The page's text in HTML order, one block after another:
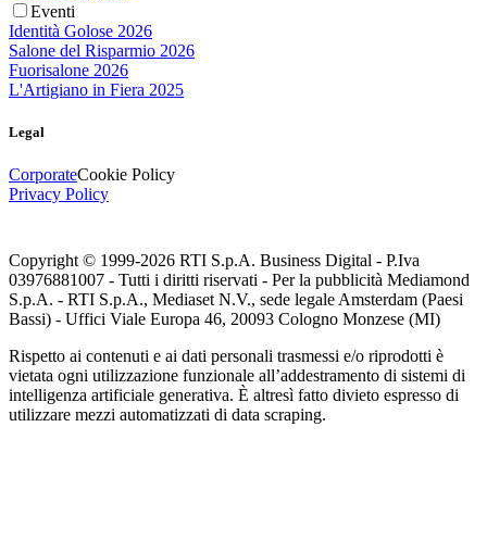
Eventi
Identità Golose 2026
Salone del Risparmio 2026
Fuorisalone 2026
L'Artigiano in Fiera 2025
Legal
CorporateCookie Policy
Privacy Policy
Copyright © 1999-2026 RTI S.p.A. Business Digital - P.Iva
03976881007 - Tutti i diritti riservati - Per la pubblicità Mediamond
S.p.A. - RTI S.p.A., Mediaset N.V., sede legale Amsterdam (Paesi
Bassi) - Uffici Viale Europa 46, 20093 Cologno Monzese (MI)
Rispetto ai contenuti e ai dati personali trasmessi e/o riprodotti è
vietata ogni utilizzazione funzionale all’addestramento di sistemi di
intelligenza artificiale generativa. È altresì fatto divieto espresso di
utilizzare mezzi automatizzati di data scraping.